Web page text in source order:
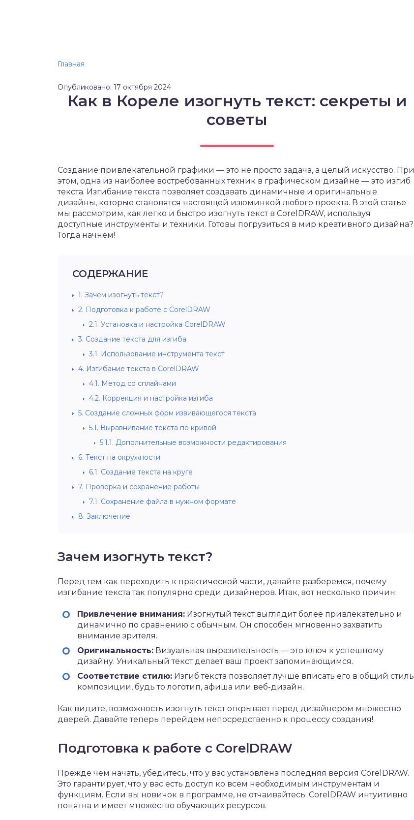
Главная
Опубликовано: 17 октября 2024
Как в Кореле изогнуть текст: секреты и
советы
Создание привлекательной графики — это не просто задача, а целый искусство. При
этом, одна из наиболее востребованных техник в графическом дизайне — это изгиб
текста. Изгибание текста позволяет создавать динамичные и оригинальные
дизайны, которые становятся настоящей изюминкой любого проекта. В этой статье
мы рассмотрим, как легко и быстро изогнуть текст в CorelDRAW, используя
доступные инструменты и техники. Готовы погрузиться в мир креативного дизайна?
Тогда начнем!
СОДЕРЖАНИЕ
1. Зачем изогнуть текст?
2. Подготовка к работе с CorelDRAW
2.1. Установка и настройка CorelDRAW
3. Создание текста для изгиба
3.1. Использование инструмента текст
4. Изгибание текста в CorelDRAW
4.1. Метод со сплайнами
4.2. Коррекция и настройка изгиба
5. Создание сложных форм извивающегося текста
5.1. Выравнивание текста по кривой
5.1.1. Дополнительные возможности редактирования
6. Текст на окружности
6.1. Создание текста на круге
7. Проверка и сохранение работы
7.1. Сохранение файла в нужном формате
8. Заключение
Зачем изогнуть текст?
Перед тем как переходить к практической части, давайте разберемся, почему
изгибание текста так популярно среди дизайнеров. Итак, вот несколько причин:
Привлечение внимания: Изогнутый текст выглядит более привлекательно и
динамично по сравнению с обычным. Он способен мгновенно захватить
внимание зрителя.
Оригинальность: Визуальная выразительность — это ключ к успешному
дизайну. Уникальный текст делает ваш проект запоминающимся.
Соответствие стилю: Изгиб текста позволяет лучше вписать его в общий стиль
композиции, будь то логотип, афиша или веб-дизайн.
Как видите, возможность изогнуть текст открывает перед дизайнером множество
дверей. Давайте теперь перейдем непосредственно к процессу создания!
Подготовка к работе с CorelDRAW
Прежде чем начать, убедитесь, что у вас установлена последняя версия CorelDRAW.
Это гарантирует, что у вас есть доступ ко всем необходимым инструментам и
функциям. Если вы новичок в программе, не отчаивайтесь. CorelDRAW интуитивно
понятна и имеет множество обучающих ресурсов.